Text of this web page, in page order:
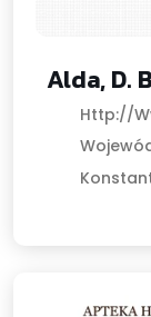
Alda, D.
Http://